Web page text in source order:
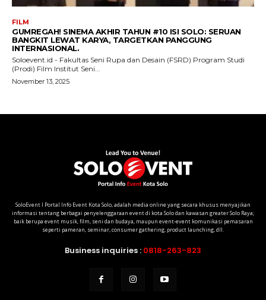
SoloEvent I Portal Info Event Kota Solo, adalah media online yang secara khusus menyajikan
informasi tentang berbagai penyelenggaraan event di kota Solo dan kawasan greater Solo Raya;
baik berupa event musik, film, seni dan budaya, maupun event-event komunikasi pemasaran
seperti pameran, seminar, consumer gathering, product launching, dll.
Business inquiries : 0818-263-823